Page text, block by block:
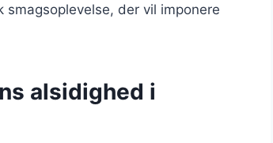
der vil imponere
alsidighed i